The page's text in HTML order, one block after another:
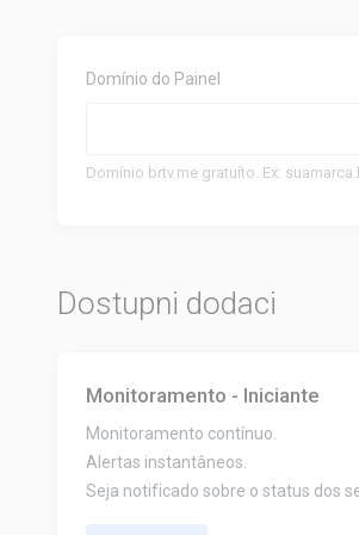
Domínio do Painel
Domínio brtv.me gratuíto. Ex:
Dostupni dodaci
Monitoramento - Iniciante
Monitoramento contínuo.
Alertas instantâneos.
Seja notificado sobre o status dos